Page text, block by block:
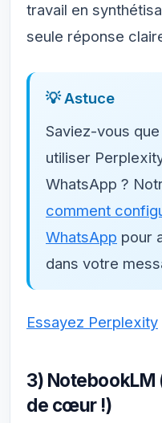
travail en
seule réponse
💡 Astuce
Saviez-vous
utiliser
WhatsApp ?
comment
WhatsApp pour
dans votre
Essayez Perplexity
3) NotebookLM
de cœur !)